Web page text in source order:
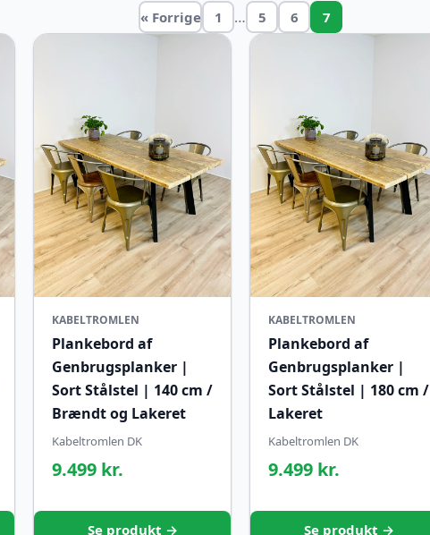
« Forrige 1 … 5 6 7
KABELTROMLEN
Plankebord af
Genbrugsplanker |
Sort Stålstel | 140 cm /
Brændt og Lakeret
Kabeltromlen DK
9.499 kr.
Se produkt →
KABELTROMLEN
Plankebord af
Genbrugsplanker |
Sort Stålstel | 180 cm /
Lakeret
Kabeltromlen DK
9.499 kr.
Se produkt →